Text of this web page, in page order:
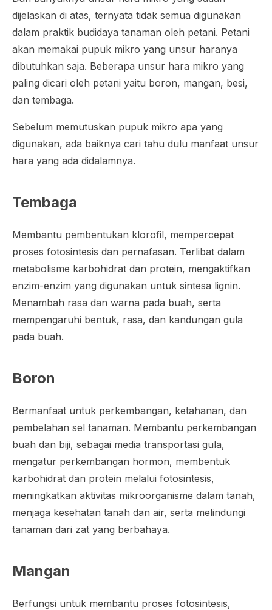
dijelaskan di atas, ternyata tidak semua digunakan
dalam praktik budidaya tanaman oleh petani. Petani
akan memakai pupuk mikro yang unsur haranya
dibutuhkan saja. Beberapa unsur hara mikro yang
paling dicari oleh petani yaitu boron, mangan, besi,
dan tembaga.
Sebelum memutuskan pupuk mikro apa yang
digunakan, ada baiknya cari tahu dulu manfaat unsur
hara yang ada didalamnya.
Tembaga
Membantu pembentukan klorofil, mempercepat
proses fotosintesis dan pernafasan. Terlibat dalam
metabolisme karbohidrat dan protein, mengaktifkan
enzim-enzim yang digunakan untuk sintesa lignin.
Menambah rasa dan warna pada buah, serta
mempengaruhi bentuk, rasa, dan kandungan gula
pada buah.
Boron
Bermanfaat untuk perkembangan, ketahanan, dan
pembelahan sel tanaman. Membantu perkembangan
buah dan biji, sebagai media transportasi gula,
mengatur perkembangan hormon, membentuk
karbohidrat dan protein melalui fotosintesis,
meningkatkan aktivitas mikroorganisme dalam tanah,
menjaga kesehatan tanah dan air, serta melindungi
tanaman dari zat yang berbahaya.
Mangan
Berfungsi untuk membantu proses fotosintesis,